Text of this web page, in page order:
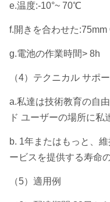
e.温度:-10°~ 70℃
f.開きを合わせた:75mm
g.電池の作業時間> 8h
（4）テクニカル サポ
a.私達は技術教育の自
ド ユーザーの場所に私
b. 1年またはもっと、
ービスを提供する寿命
（5）適用例